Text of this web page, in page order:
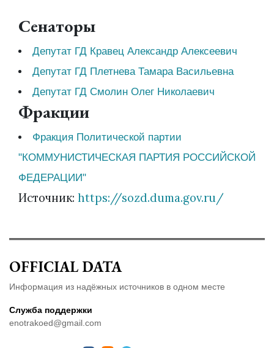
Сенаторы
Депутат ГД Кравец Александр Алексеевич
Депутат ГД Плетнева Тамара Васильевна
Депутат ГД Смолин Олег Николаевич
Фракции
Фракция Политической партии
"КОММУНИСТИЧЕСКАЯ ПАРТИЯ РОССИЙСКОЙ
ФЕДЕРАЦИИ"
Источник: https://sozd.duma.gov.ru/
OFFICIAL DATA
Информация из надёжных источников в одном месте
Служба поддержки
enotrakoed@gmail.com